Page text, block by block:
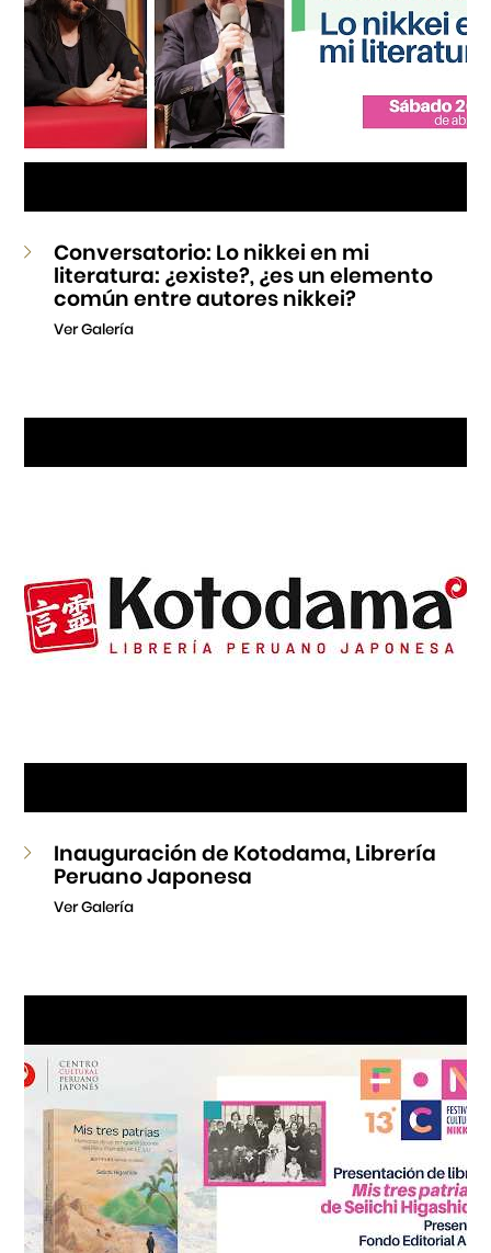
Conversatorio: Lo nikkei en mi
literatura: ¿existe?, ¿es un elemento
común entre autores nikkei?
Ver Galería
Inauguración de Kotodama, Librería
Peruano Japonesa
Ver Galería